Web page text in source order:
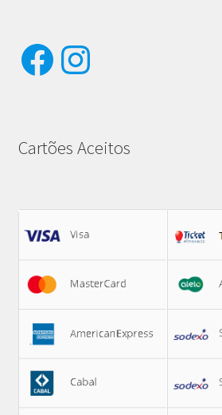
Facebook
Instagram
Cartões Aceitos